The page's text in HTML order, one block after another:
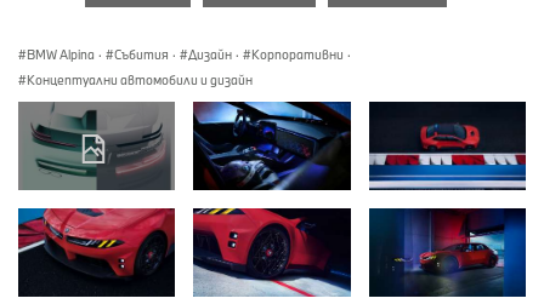
BMW Alpina · Събития · Дизайн · Корпоративни ·
Концептуални автомобили и дизайн